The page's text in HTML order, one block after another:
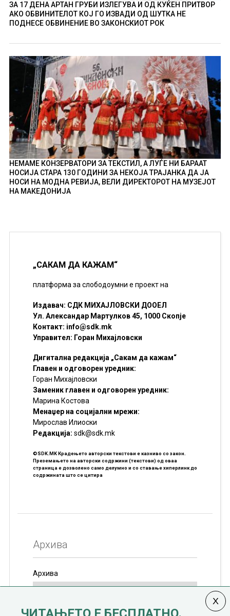
ЗА 17 ДЕНА АРТАН ГРУБИ ИЗЛЕГУВА И ОД КУЌЕН ПРИТВОР
АКО ОБВИНИТЕЛОТ КОЈ ГО ИЗВАДИ ОД ШУТКА НЕ
ПОДНЕСЕ ОБВИНЕНИЕ ВО ЗАКОНСКИОТ РОК
НЕМАМЕ КОНЗЕРВАТОРИ ЗА ТЕКСТИЛ, А ЛУЃЕ НИ БАРААТ
НОСИЈА СТАРА 130 ГОДИНИ ЗА НЕКОЈА ТРАЈАНКА ДА ЈА
НОСИ НА МОДНА РЕВИЈА, ВЕЛИ ДИРЕКТОРОТ НА МУЗЕЈОТ
НА МАКЕДОНИЈА
„САКАМ ДА КАЖАМ“
платформа за слободоумни е проект на
Издавач: СДК МИХАЈЛОВСКИ ДООЕЛ
Ул. Александар Мартулков 45, 1000 Скопје
Контакт: info@sdk.mk
Управител: Горан Михајловски
Дигитална редакција „Сакам да кажам“
Главен и одговорен уредник:
Горан Михајловски
Заменик главен и одговорен уредник:
Марина Костова
Менаџер на социјални мрежи:
Мирослав Илиоски
Редакцијa: sdk@sdk.mk
©SDK.MK Крадењето авторски текстови е казниво со закон.
Преземањето на авторски содржини (текстови) од оваа
страница е дозволено само делумно и со ставање хиперлинк до
содржината што се цитира
Архива
Архива